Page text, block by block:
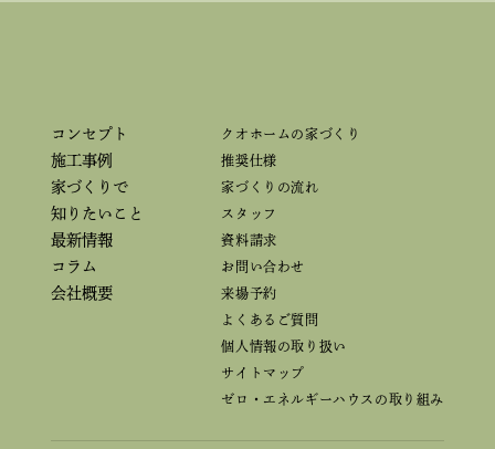
コンセプト
施工事例
家づくりで
知りたいこと
最新情報
コラム
会社概要
クオホームの家づくり
推奨仕様
家づくりの流れ
スタッフ
資料請求
お問い合わせ
来場予約
よくあるご質問
個人情報の取り扱い
サイトマップ
ゼロ・エネルギーハウスの取り組み